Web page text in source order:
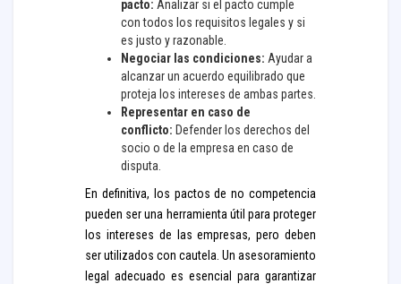
pacto: Analizar si el pacto cumple
con todos los requisitos legales y si
es justo y razonable.
Negociar las condiciones: Ayudar a
alcanzar un acuerdo equilibrado que
proteja los intereses de ambas partes.
Representar en caso de
conflicto: Defender los derechos del
socio o de la empresa en caso de
disputa.
En definitiva, los pactos de no competencia
pueden ser una herramienta útil para proteger
los intereses de las empresas, pero deben
ser utilizados con cautela. Un asesoramiento
legal adecuado es esencial para garantizar